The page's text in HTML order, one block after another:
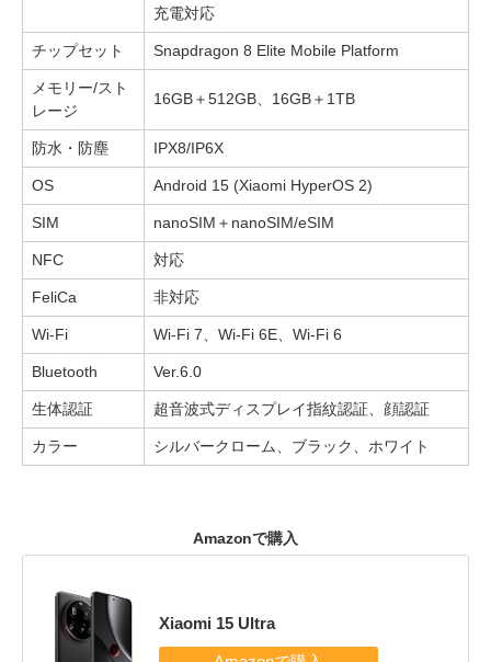
充電対応
チップセット Snapdragon 8 Elite Mobile Platform
メモリー/スト
レージ
16GB＋512GB、16GB＋1TB
防水・防塵 IPX8/IP6X
OS Android 15 (Xiaomi HyperOS 2)
SIM nanoSIM＋nanoSIM/eSIM
NFC 対応
FeliCa 非対応
Wi-Fi Wi-Fi 7、Wi-Fi 6E、Wi-Fi 6
Bluetooth Ver.6.0
生体認証 超音波式ディスプレイ指紋認証、顔認証
カラー シルバークローム、ブラック、ホワイト
Amazonで購入
Xiaomi 15 Ultra